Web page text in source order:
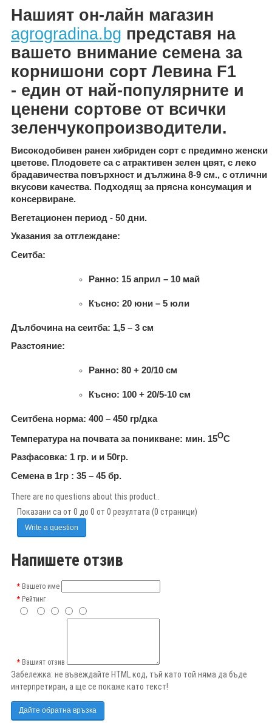
Нашият он-лайн магазин
agrogradina.bg представя на
вашето внимание семена за
корнишони сорт ЛевинаF1
- един от най-популярните и
ценени сортове от всички
зеленчукопроизводители.
Високодобивен ранен хибриден сорт с предимно женски
цветове. Плодовете са с атрактивен зелен цвят, с леко
брадавичества повърхност и дължина 8-9 см., с отлични
вкусови качества. Подходящ за прясна консумация и
консервиране.
Вегетационен период - 50 дни.
Указания за отглеждане:
Сеитба:
Ранно: 15 април – 10 май
Късно: 20 юни – 5 юли
Дълбочина на сеитба: 1,5 – 3 см
Разстояние:
Ранно: 80 + 20/10 см
Късно: 100 + 20/5-10 см
Сеитбена норма: 400 – 450 гр/дка
Температура на почвата за поникване: мин. 15ОС
Разфасовка: 1 гр. и и 50гр.
Семена в 1гр : 35 – 45 бр.
There are no questions about this product..
Показани са от 0 до 0 от 0 резултата (0 страници)
Write a question
Напишете отзив
Вашето име
Рейтинг
Вашият отзив
Забележка: не въвеждайте HTML код, тъй като той няма да бъде
интерпретиран, а ще се покаже като текст!
Дайте обратна връзка